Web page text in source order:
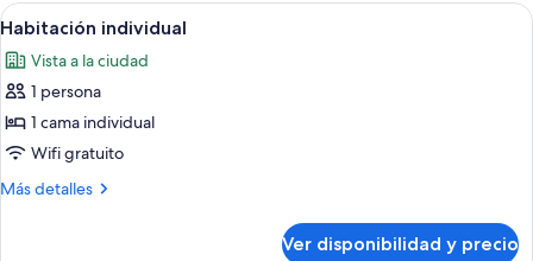
Ver
todas
las
fotos
de
Habitación
individual
Caja de seguridad en la habitación y
8
Habitación individual
Vista a la ciudad
1 persona
1 cama individual
Wifi gratuito
Más detalles
Más
Ver disponibilidad y precio